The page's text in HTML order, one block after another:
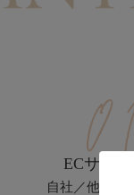
ECサイト
自社／他社サ